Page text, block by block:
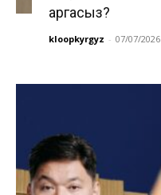
аргасыз?
kloopkyrgyz - 07/07/2026